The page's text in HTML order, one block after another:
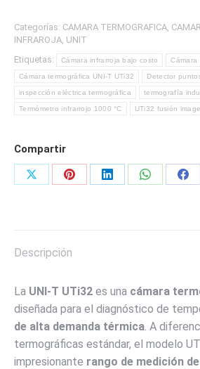
UNI-
T
cantidad
Categorías: CAMARA TERMOGRAFICA
INFRAROJA UNIT
Etiquetas:
Cámara infrarroja bajo costo Cámara
Cámara termográfica UNI-T UTi32 Detector
inspección eléctrica termográfica termografía
Termómetro infrarrojo 1000 °C UTi32 fusión
Compartir
Share
Share
Share
Share
Descripción
La UNI-T UTi32 es una cámara
diseñada para el diagnóstico de
de alta demanda térmica. A
termográficas estándar, el modelo
impresionante rango de medición